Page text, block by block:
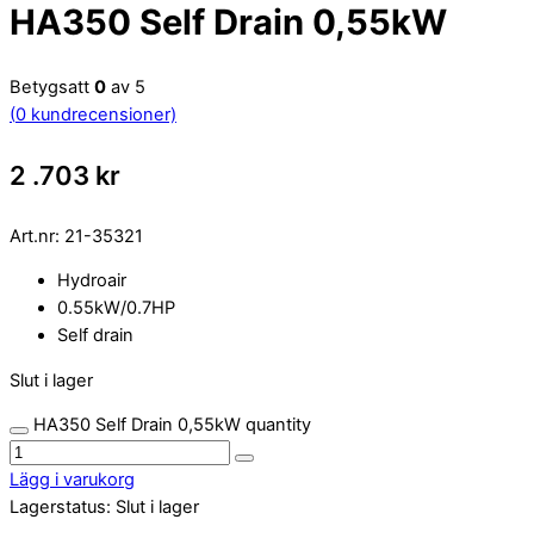
HA350 Self Drain 0,55kW
Betygsatt 0 av 5
(0 kundrecensioner)
2 .703 kr
Art.nr: 21-35321
Hydroair
0.55kW/0.7HP
Self drain
Slut i lager
HA350 Self Drain 0,55kW quantity
Lägg i varukorg
Lagerstatus: Slut i lager